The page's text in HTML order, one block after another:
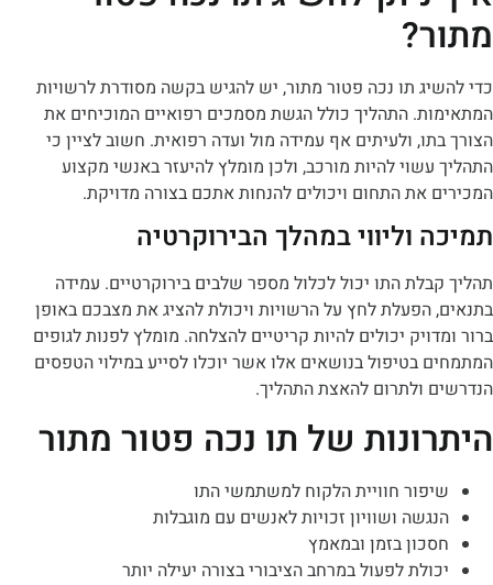
תו נכה פטור מתור, יש להגיש בקשה מסודרת לרשויות
התהליך כולל הגשת מסמכים רפואיים המוכיחים את
ולעיתים אף עמידה מול ועדה רפואית. חשוב לציין כי
להיות מורכב, ולכן מומלץ להיעזר באנשי מקצוע
את התחום ויכולים להנחות אתכם בצורה מדויקת.
וליווי במהלך הבירוקרטיה
התו יכול לכלול מספר שלבים בירוקרטיים. עמידה
לחץ על הרשויות ויכולת להציג את מצבכם באופן
יכולים להיות קריטיים להצלחה. מומלץ לפנות לגופים
בטיפול בנושאים אלו אשר יוכלו לסייע במילוי הטפסים
ולתרום להאצת התהליך.
של תו נכה פטור מתור
חוויית הלקוח למשתמשי התו
ושוויון זכויות לאנשים עם מוגבלות
בזמן ובמאמץ
לפעול במרחב הציבורי בצורה יעילה יותר